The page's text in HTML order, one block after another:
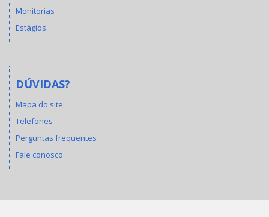
Monitorias
Estágios
DÚVIDAS?
Mapa do site
Telefones
Perguntas frequentes
Fale conosco